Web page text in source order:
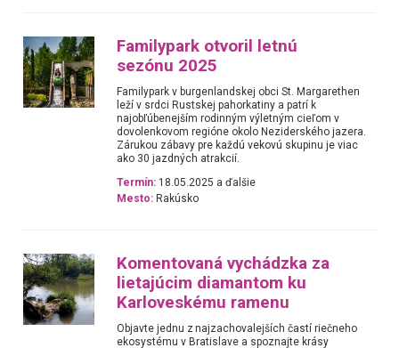
Familypark otvoril letnú
sezónu 2025
Familypark v burgenlandskej obci St. Margarethen
leží v srdci Rustskej pahorkatiny a patrí k
najobľúbenejším rodinným výletným cieľom v
dovolenkovom regióne okolo Neziderského jazera.
Zárukou zábavy pre každú vekovú skupinu je viac
ako 30 jazdných atrakcií.
Termín: 18.05.2025 a ďalšie
Mesto: Rakúsko
Komentovaná vychádzka za
lietajúcim diamantom ku
Karloveskému ramenu
Objavte jednu z najzachovalejších častí riečneho
ekosystému v Bratislave a spoznajte krásy